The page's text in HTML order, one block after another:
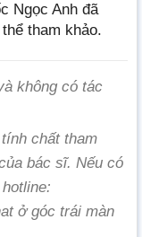
Ngọc Anh đã
tham khảo.
không có tác
chất tham
bác sĩ. Nếu có
ở góc trái màn